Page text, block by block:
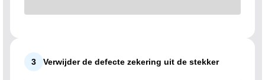
3 Verwijder de defecte zekering uit de stekker